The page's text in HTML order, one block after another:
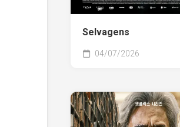
Selvagens
04/07/2026